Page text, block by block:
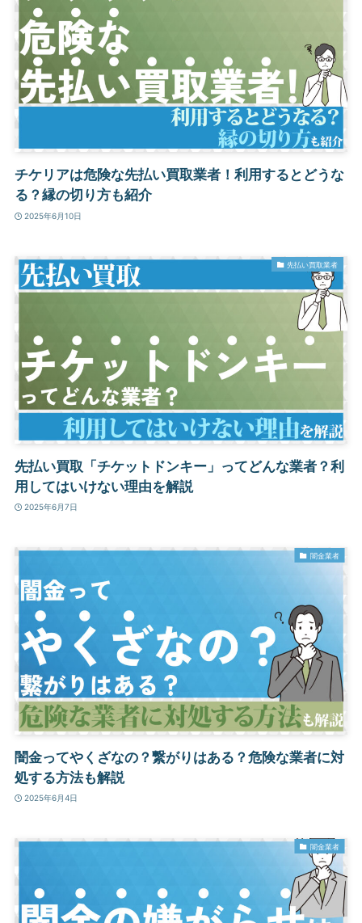
チケリアは危険な先払い買取業者！利用するとどうな
る？縁の切り方も紹介
2025年6月10日
先払い買取業者
先払い買取「チケットドンキー」ってどんな業者？利
用してはいけない理由を解説
2025年6月7日
闇金業者
闇金ってやくざなの？繋がりはある？危険な業者に対
処する方法も解説
2025年6月4日
闇金業者